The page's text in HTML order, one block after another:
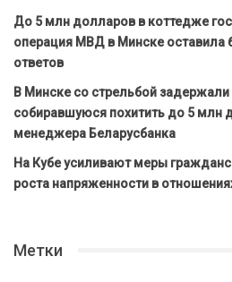
До 5 млн долларов в коттедже
операция МВД в Минске оставила
ответов
В Минске со стрельбой задержали
собиравшуюся похитить до 5 млн
менеджера Беларусбанка
На Кубе усиливают меры
роста напряженности в
Метки